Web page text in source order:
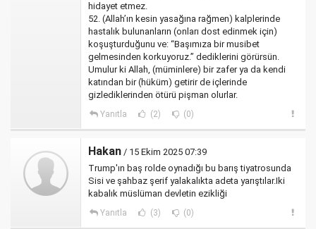
hidayet etmez.
52. (Allah’ın kesin yasağına rağmen) kalplerinde
hastalık bulunanların (onları dost edinmek için)
koşuşturduğunu ve: “Başımıza bir musibet
gelmesinden korkuyoruz.” dediklerini görürsün.
Umulur ki Allah, (müminlere) bir zafer ya da kendi
katından bir (hüküm) getirir de içlerinde
gizlediklerinden ötürü pişman olurlar.
Yanıtla (2) (0)
Hakan / 15 Ekim 2025 07:39
Trump'ın baş rolde oynadığı bu barış tiyatrosunda
Sisi ve şahbaz şerif yalakalıkta adeta yarıştılar.Iki
kabalık müslüman devletin ezikliği
Yanıtla (3) (0)